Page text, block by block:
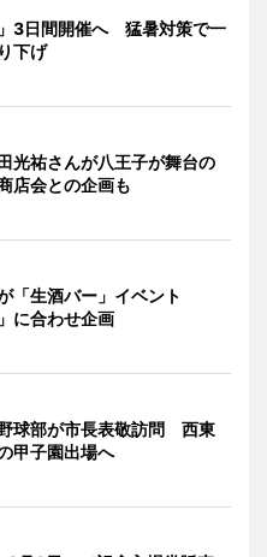
」3日間開催へ 猛暑対策で一
下げ
光祐さんが八王子が舞台の
店会との企画も
「生酒バー」イベント
に合わせ企画
球部が市長表敬訪問 西東
甲子園出場へ